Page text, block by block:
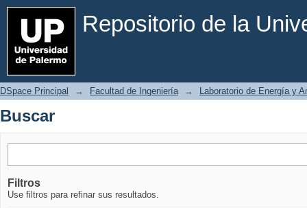
Repositorio de la
Buscar
DSpace Principal → Facultad de Ingeniería → Laboratorio de Energía y
Buscar
Filtros
Use filtros para refinar sus resultados.